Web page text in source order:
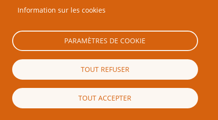
Information sur les cookies
PARAMÈTRES DE COOKIE
TOUT REFUSER
TOUT ACCEPTER
Steve Darlington (1976-2026) était un rôliste
australien. Il s'ennuyait tellement vers la fin de sa
thèse de statistiques, qu'il fonda PTGPTB.org, et le
remplit de
quantité d'articles de fond
l'Histoire
du JdR. Il a beaucoup écrit sur, réfléchi sur, et critiqué
le jeu de rôle, avant de réaliser son rêve en
contribuant à de nombreux suppléments, entre